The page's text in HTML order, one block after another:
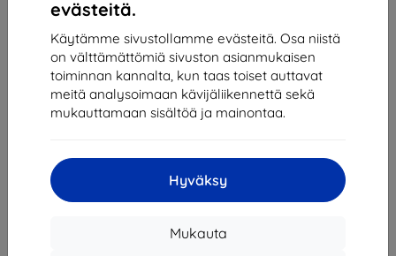
evästeitä.
Käytämme sivustollamme evästeitä. Osa niistä
on välttämättömiä sivuston asianmukaisen
toiminnan kannalta, kun taas toiset auttavat
meitä analysoimaan kävijäliikennettä sekä
mukauttamaan sisältöä ja mainontaa.
Hyväksy
Mukauta
12,90 €
11,61 €
Varastossa > 5 kpl
yhteensä5.